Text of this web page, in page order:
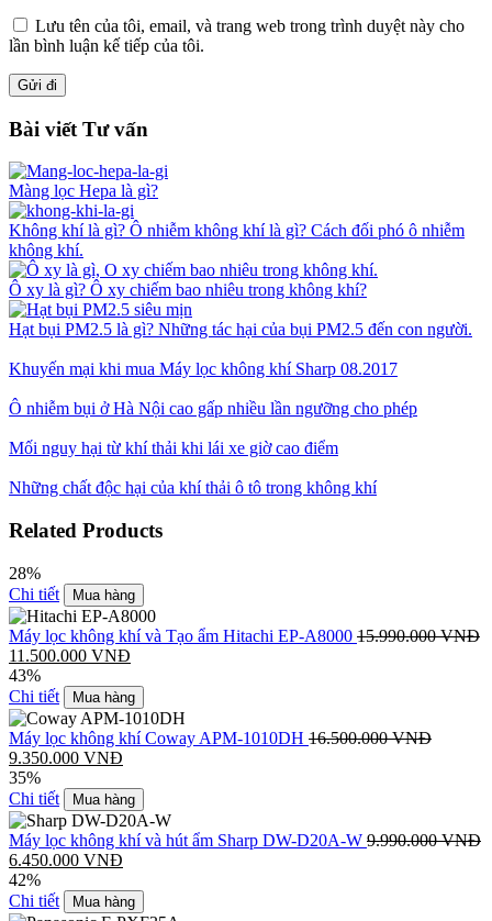
Lưu tên của tôi, email, và trang web trong trình duyệt này cho
lần bình luận kế tiếp của tôi.
Bài viết Tư vấn
Màng lọc Hepa là gì?
Không khí là gì? Ô nhiễm không khí là gì? Cách đối phó ô nhiễm
không khí.
Ô xy là gì? Ô xy chiếm bao nhiêu trong không khí?
Hạt bụi PM2.5 là gì? Những tác hại của bụi PM2.5 đến con người.
Khuyến mại khi mua Máy lọc không khí Sharp 08.2017
Ô nhiễm bụi ở Hà Nội cao gấp nhiều lần ngưỡng cho phép
Mối nguy hại từ khí thải khi lái xe giờ cao điểm
Những chất độc hại của khí thải ô tô trong không khí
Related Products
28%
Chi tiết
Mua hàng
Máy lọc không khí và Tạo ẩm Hitachi EP-A8000 15.990.000VNĐ
11.500.000 VNĐ
43%
Chi tiết
Mua hàng
Máy lọc không khí Coway APM-1010DH 16.500.000VNĐ
9.350.000 VNĐ
35%
Chi tiết
Mua hàng
Máy lọc không khí và hút ẩm Sharp DW-D20A-W 9.990.000VNĐ
6.450.000 VNĐ
42%
Chi tiết
Mua hàng